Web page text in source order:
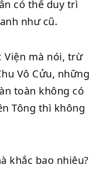
có thể duy trì
như cũ.
Viện mà nói, trừ
Vô Cửu, những
toàn không có
Tông thì không
khắc bao nhiêu?